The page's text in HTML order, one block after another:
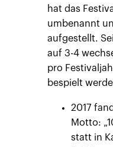
hat das
umbenannt
aufgestellt.
auf 3-4
pro
bespielt
2017
Motto:
statt in